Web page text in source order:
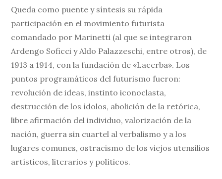
Queda como puente y síntesis su rápida
participación en el movimiento futurista
comandado por Marinetti (al que se integraron
Ardengo Soficci y Aldo Palazzeschi, entre otros), de
1913 a 1914, con la fundación de «Lacerba». Los
puntos programáticos del futurismo fueron:
revolución de ideas, instinto iconoclasta,
destrucción de los ídolos, abolición de la retórica,
libre afirmación del individuo, valorización de la
nación, guerra sin cuartel al verbalismo y a los
lugares comunes, ostracismo de los viejos utensilios
artísticos, literarios y políticos.